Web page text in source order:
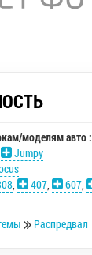
моделям авто :
Jumpy
, 407, 607,
Распредвал